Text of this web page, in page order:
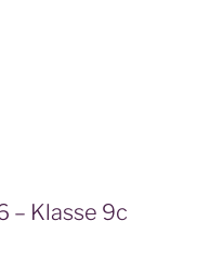
– Klasse 9c